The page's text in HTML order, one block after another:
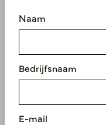
Sfeer
Naam
Bedrijfsnaam
E-mail